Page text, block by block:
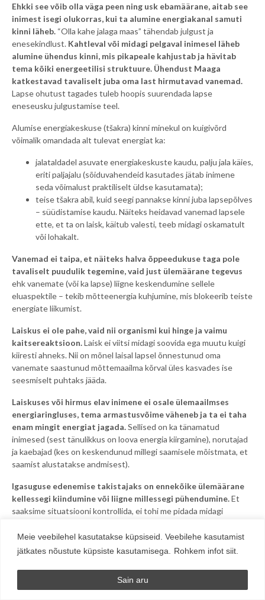
Meie veebilehel kasutatakse küpsiseid. Veebilehe kasutamist
jätkates nõustute küpsiste kasutamisega.
Rohkem infot siit.
Sain aru
Ehkki see võib olla väga peen ning usk ebamäärane, aitab see
inimest isegi olukorras, kui ta alumine energiakanal samuti
kinni läheb. “Olla kahe jalaga maas” tähendab julgust ja
enesekindlust. Kahtleval või midagi pelgaval inimesel läheb
alumine ühendus kinni, mis pikapeale kahjustab ja hävitab
tema kõiki energeetilisi struktuure. Ühendust Maaga
katkestavad tavaliselt juba oma last hirmutavad vanemad.
Lapse ohutust tagades tuleb hoopis suurendada lapse
eneseusku julgustamise teel.
Alumise energiakeskuse (tšakra) kinni minekul on kuigivõrd
võimalik omandada alt tulevat energiat ka:
jalataldadel asuvate energiakeskuste kaudu, palju jala käies,
eriti paljajalu (sõiduvahendeid kasutades jätab inimene
seda võimalust praktiliselt üldse kasutamata);
teise tšakra abil, kuid seegi pannakse kinni juba lapsepõlves
– süüdistamise kaudu. Näiteks heidavad vanemad lapsele
ette, et ta on laisk, käitub valesti, teeb midagi oskamatult
või lohakalt.
Vanemad ei taipa, et näiteks halva õppeedukuse taga pole
tavaliselt puudulik tegemine, vaid just ülemäärane tegevus
ehk vanemate (või ka lapse) liigne keskendumine sellele
eluaspektile – tekib mõtteenergia kuhjumine, mis blokeerib teiste
energiate liikumist.
Laiskus ei ole pahe, vaid nii organismi kui hinge ja vaimu
kaitsereaktsioon.Laisk ei viitsi midagi soovida ega muutu kuigi
kiiresti ahneks. Nii on mõnel laisal lapsel õnnestunud oma
vanemate saastunud mõttemaailma kõrval üles kasvades ise
seesmiselt puhtaks jääda.
Laiskuses või hirmus elav inimene ei osale ülemaailmses
energiaringluses, tema armastusvõime väheneb ja ta ei taha
enam mingit energiat jagada.Sellised on ka tänamatud
inimesed (sest tänulikkus on loova energia kiirgamine), norutajad
ja kaebajad (kes on keskendunud millegi saamisele mõistmata, et
saamist alustatakse andmisest).
Igasuguse edenemise takistajaks on ennekõike ülemäärane
kellessegi kiindumine või liigne millessegi pühendumine.Et
saaksime situatsiooni kontrollida, ei tohi me pidada midagi
vihata ega ka armastada rohkem kui kogu muud maailma.
Maise elu peamised näitajad (tervis, materiaalsed hüved ja
olmemugavused) on need aspektid, millesse on takerdunud
enamik inimesi. Oma isiksust samastatakse füüsilise kehaga, mille